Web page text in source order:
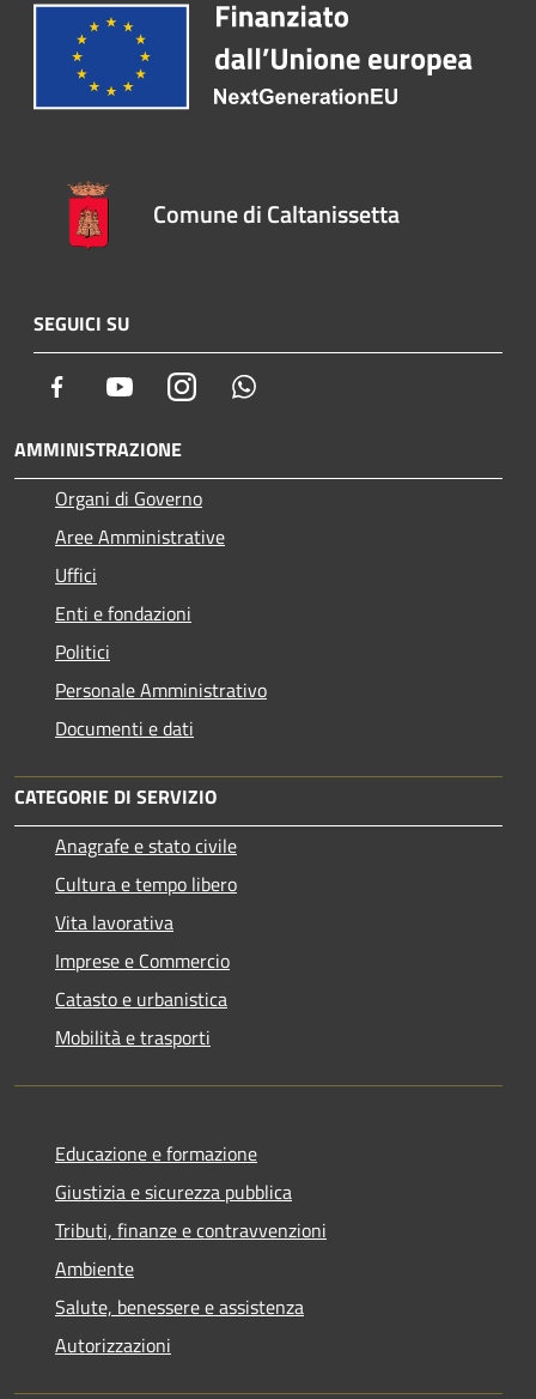
Comune di Caltanissetta
SEGUICI SU
Facebook YoutubeInstagram
AMMINISTRAZIONE
Organi di Governo
Aree Amministrative
Uffici
Enti e fondazioni
Politici
Personale Amministrativo
Documenti e dati
CATEGORIE DI SERVIZIO
Anagrafe e stato civile
Cultura e tempo libero
Vita lavorativa
Imprese e Commercio
Catasto e urbanistica
Mobilità e trasporti
Educazione e formazione
Giustizia e sicurezza pubblica
Tributi, finanze e contravvenzioni
Ambiente
Salute, benessere e assistenza
Autorizzazioni